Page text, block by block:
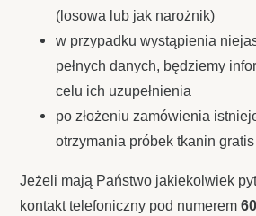
(losowa lub jak narożnik)
w przypadku wystąpienia
pełnych danych, będziemy
celu ich uzupełnienia
po złożeniu zamówienia
otrzymania próbek tkanin
Jeżeli mają Państwo jakiekolwiek
kontakt telefoniczny pod numerem